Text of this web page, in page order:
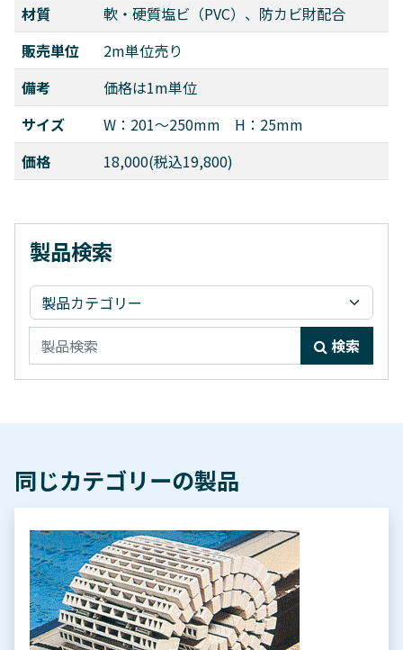
材質
軟・硬質塩ビ（PVC）、防カビ財配合
販売単位
2m単位売り
備考
価格は1m単位
サイズ
W：201～250mm H：25mm
価格
18,000(税込19,800)
製品検索
検索:
検索
同じカテゴリーの製品